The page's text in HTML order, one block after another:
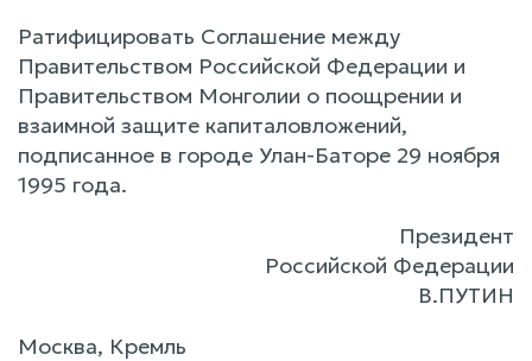
Ратифицировать Соглашение между
Правительством Российской Федерации и
Правительством Монголии о поощрении и
взаимной защите капиталовложений,
подписанное в городе Улан-Баторе 29 ноября
1995 года.
Президент
Российской Федерации
В.ПУТИН
Москва, Кремль